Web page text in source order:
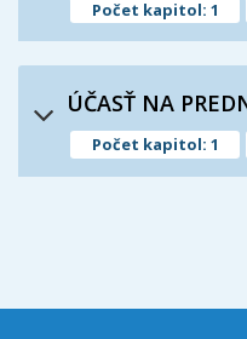
Počet kapitol: 1
ÚČASŤ NA
Počet kapitol: 1